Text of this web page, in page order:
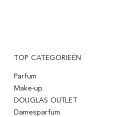
TOP CATEGORIEËN
Parfum
Make-up
DOUGLAS OUTLET
Damesparfum